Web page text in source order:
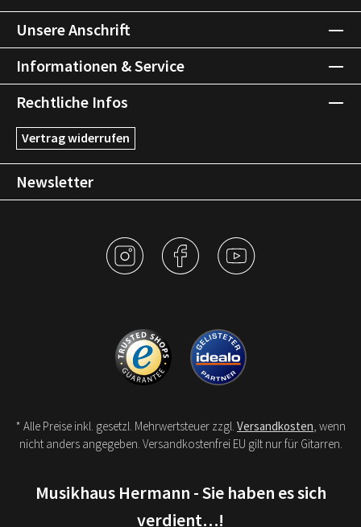
Unsere Anschrift
Informationen & Service
Rechtliche Infos
Vertrag widerrufen
Newsletter
* Alle Preise inkl. gesetzl. Mehrwertsteuer zzgl. Versandkosten, wenn
nicht anders angegeben. Versandkostenfrei EU gilt nur für Gitarren.
Musikhaus Hermann - Sie haben es sich
verdient…!